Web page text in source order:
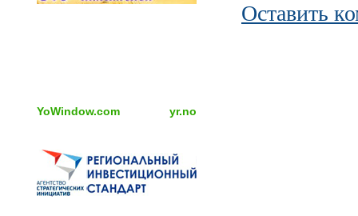
YoWindow.com yr.no
Оставить